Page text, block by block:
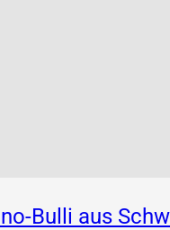
Bulli aus